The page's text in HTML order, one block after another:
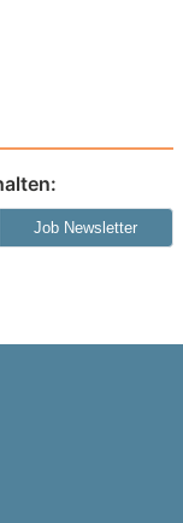
Job Newsletter